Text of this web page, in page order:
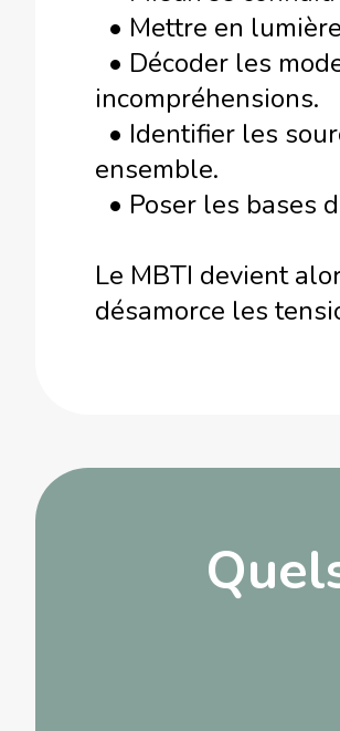
• Mettre en
• Décoder les
incompréhensions.
• Identifier les
ensemble.
• Poser les bases
Le MBTI devient
désamorce les